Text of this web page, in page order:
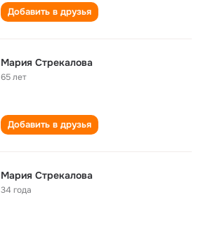
Добавить в друзья
Мария Стрекалова
65 лет
Добавить в друзья
Мария Стрекалова
34 года